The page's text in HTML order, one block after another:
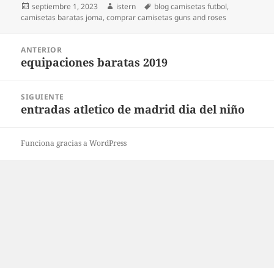
Publicado
el
septiembre 1, 2023 Autor
istern Etiquetas
blog camisetas futbol,
camisetas baratas joma,comprar camisetas guns and roses
entradas
ANTERIOR
Entrada
equipaciones baratas 2019
SIGUIENTE
Entrada
entradas atletico de madrid dia del niño
Funciona gracias a WordPress